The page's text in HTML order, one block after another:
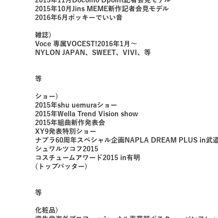
2015年10月Jins MEME新作記者会見モデル
2016年6月ポッキーでいい音
雑誌)
Voce 専属VOCEST!2016年1月〜
NYLON JAPAN、SWEET、VIVI、等
等
ショー)
2015年shu uemuraショー
2015年Wella Trend Vision show
2015年組曲新作発表会
XY9発表特別ショー
ナプラ60周年スペシャル企画NAPLA DREAM PLUS in武
シュワルツコフ2015
コスチュームアワード2015 in有明
(トップバッター)
等
化粧品)